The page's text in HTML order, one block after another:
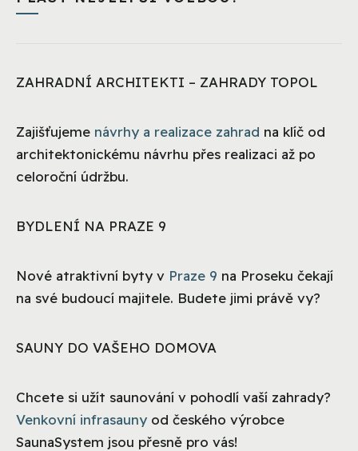
ZAHRADNÍ ARCHITEKTI – ZAHRADY TOPOL
Zajišťujeme návrhy a realizace zahrad na klíč od
architektonickému návrhu přes realizaci až po
celoroční údržbu.
BYDLENÍ NA PRAZE 9
Nové atraktivní byty v Praze 9 na Proseku čekají
na své budoucí majitele. Budete jimi právě vy?
SAUNY DO VAŠEHO DOMOVA
Chcete si užít saunování v pohodlí vaší zahrady?
Venkovní infrasauny od českého výrobce
SaunaSystem jsou přesně pro vás!